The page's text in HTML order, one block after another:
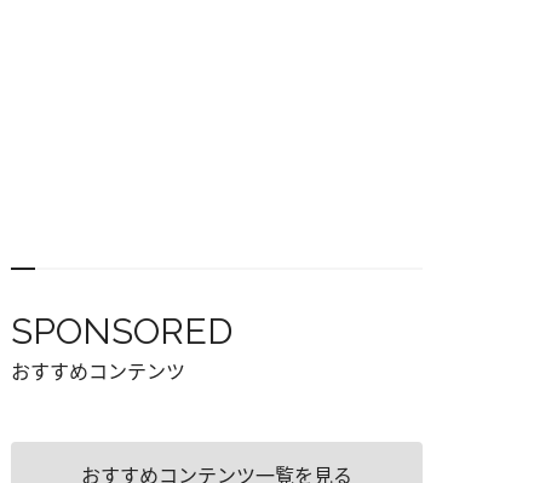
SPONSORED
おすすめコンテンツ
おすすめコンテンツ一覧を見る